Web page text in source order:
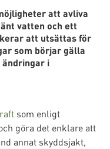
att avliva
vatten och ett
att utsättas för
som börjar gälla
i
som enligt
göra det enklare att
annat skyddsjakt,